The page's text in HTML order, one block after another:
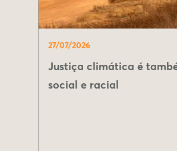
27/07/2026
Justiça climática é
social e racial